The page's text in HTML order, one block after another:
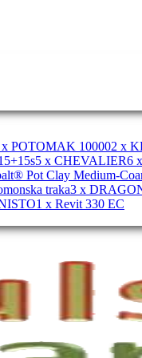
x POTOMAK 100002 x
5 x CHEVALIER6
Pot Clay Medium-
traka3 x
1 x Revit 330 EC